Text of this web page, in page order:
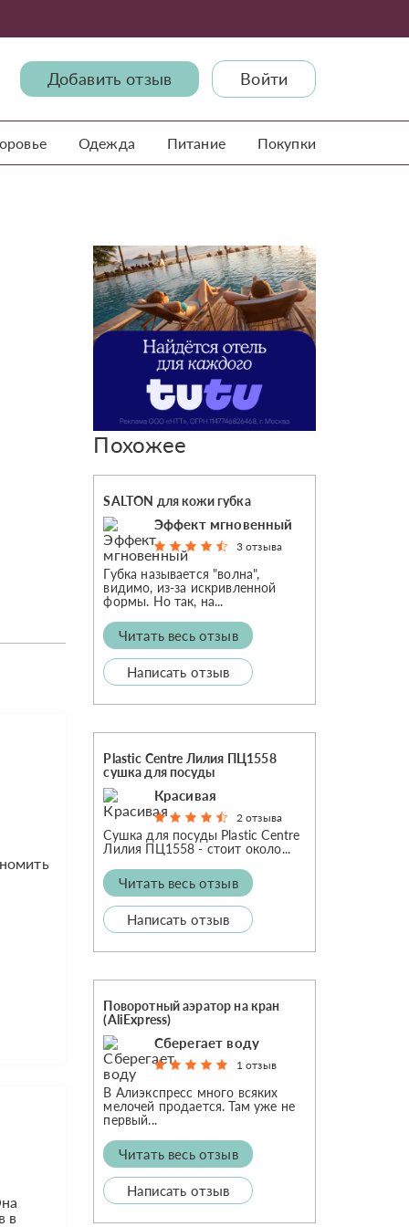
Добавить отзыв Войти
Одежда Питание Покупки
в
Похожее
SALTON для кожи губка
Эффект мгновенный
3 отзыва
Губка называется "волна",
видимо, из-за искривленной
формы. Но так, на...
Читать весь отзыв
Написать отзыв
Plastic Centre Лилия ПЦ1558
сушка для посуды
Красивая
2 отзыва
Сушка для посуды Plastic Centre
Лилия ПЦ1558 - стоит около...
Читать весь отзыв
Написать отзыв
Поворотный аэратор на кран
(AliExpress)
Сберегает воду
1 отзыв
В Алиэкспресс много всяких
мелочей продается. Там уже не
первый...
Читать весь отзыв
Написать отзыв